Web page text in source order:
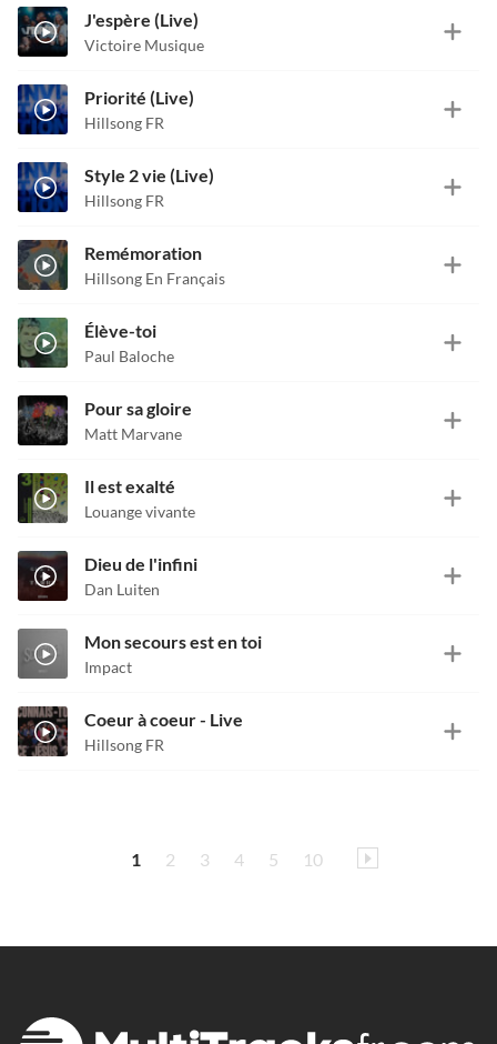
J'espère (Live)
Victoire Musique
Priorité (Live)
Hillsong FR
Style 2 vie (Live)
Hillsong FR
Remémoration
Hillsong En Français
Élève-toi
Paul Baloche
Pour sa gloire
Matt Marvane
Il est exalté
Louange vivante
Dieu de l'infini
Dan Luiten
Mon secours est en toi
Impact
Coeur à coeur - Live
Hillsong FR
1 2 3 4 5 10